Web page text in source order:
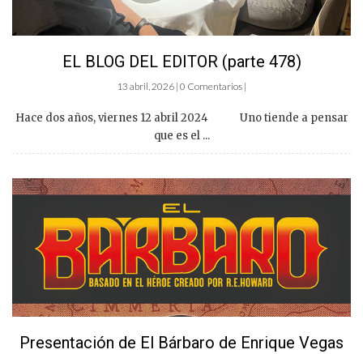
EL BLOG DEL EDITOR (parte 478)
13 abril, 2026 | 0 Comentarios |
Hace dos años, viernes 12 abril 2024 Uno tiende a pensar
que es el ...
Presentación de El Bárbaro de Enrique Vegas